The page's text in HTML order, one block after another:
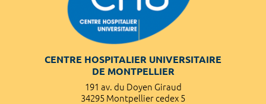
CENTRE HOSPITALIER UNIVERSITAIRE
DE MONTPELLIER
191 av. du Doyen Giraud
34295 Montpellier cedex 5